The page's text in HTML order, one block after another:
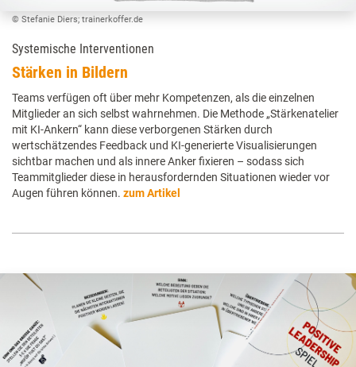
© Stefanie Diers; trainerkoffer.de
Systemische Interventionen
Stärken in Bildern
Teams verfügen oft über mehr Kompetenzen, als die einzelnen
Mitglieder an sich selbst wahrnehmen. Die Methode „Stärkenatelier
mit KI-Ankern“ kann diese verborgenen Stärken durch
wertschätzendes Feedback und KI-generierte Visualisierungen
sichtbar machen und als innere Anker fixieren – sodass sich
Teammitglieder diese in herausfordernden Situationen wieder vor
Augen führen können. zum Artikel